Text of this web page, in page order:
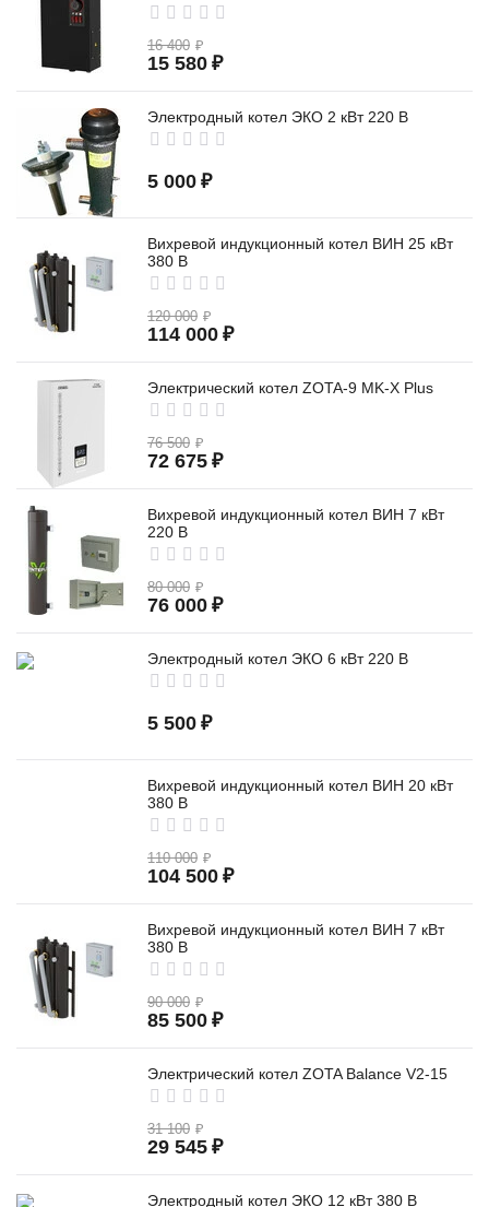
16 400 ₽
15 580 ₽
Электродный котел ЭКО 2 кВт 220 В
5 000 ₽
Вихревой индукционный котел ВИН 25 кВт
380 В
120 000 ₽
114 000 ₽
Электрический котел ZOTA-9 MK-X Plus
76 500 ₽
72 675 ₽
Вихревой индукционный котел ВИН 7 кВт
220 В
80 000 ₽
76 000 ₽
Электродный котел ЭКО 6 кВт 220 В
5 500 ₽
Вихревой индукционный котел ВИН 20 кВт
380 В
110 000 ₽
104 500 ₽
Вихревой индукционный котел ВИН 7 кВт
380 В
90 000 ₽
85 500 ₽
Электрический котел ZOTA Balance V2-15
31 100 ₽
29 545 ₽
Электродный котел ЭКО 12 кВт 380 В